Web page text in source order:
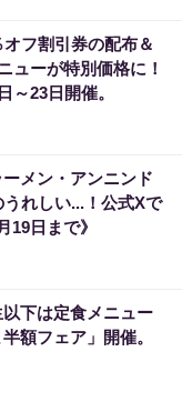
オフ割引券の配布＆
ューが特別価格に！
～23日開催。
ーメン・アンニンド
れしい...！公式Xで
19日まで》
以下は定食メニュー
額フェア」開催。